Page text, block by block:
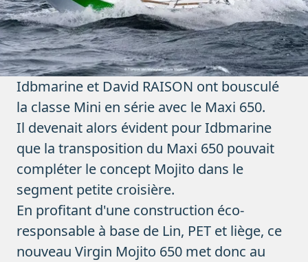
Idbmarine et David RAISON ont bousculé
la classe Mini en série avec le Maxi 650.
Il devenait alors évident pour Idbmarine
que la transposition du Maxi 650 pouvait
compléter le concept Mojito dans le
segment petite croisière.
En profitant d'une construction éco-
responsable à base de Lin, PET et liège, ce
nouveau Virgin Mojito 650 met donc au